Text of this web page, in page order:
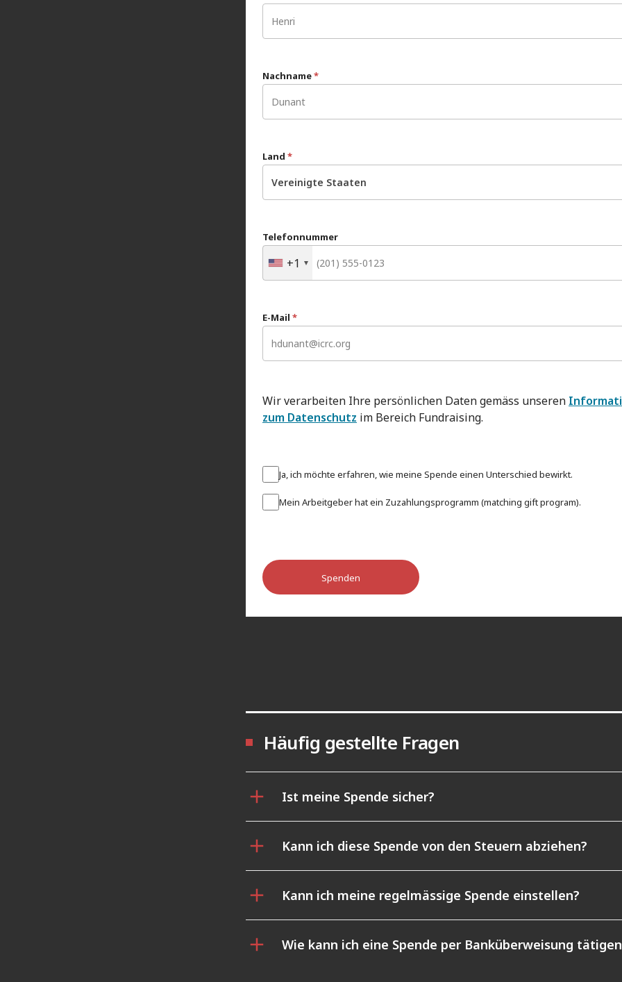
Nachname*
Land *
Vereinigte Staaten
Telefonnummer
+1
E-Mail *
Wir verarbeiten Ihre persönlichen Daten gemäss unseren
zum Datenschutz im Bereich Fundraising.
Ja, ich möchte erfahren, wie meine Spende einen Unterschied bewirkt.
Mein Arbeitgeber hat ein Zuzahlungsprogramm (matching gift program).
Spenden
Häufig gestellte Fragen
Ist meine Spende sicher?
Kann ich diese Spende von den Steuern abziehen?
Kann ich meine regelmässige Spende einstellen?
Wie kann ich eine Spende per Banküberweisung